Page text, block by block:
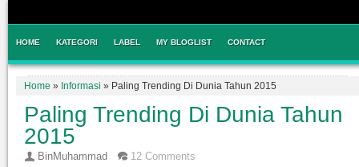
HOME KATEGORI LABEL MY BLOGLIST CONTACT
Home » Informasi » Paling Trending Di Dunia Tahun 2015
Paling Trending Di Dunia Tahun
2015
BinMuhammad 12 Comments